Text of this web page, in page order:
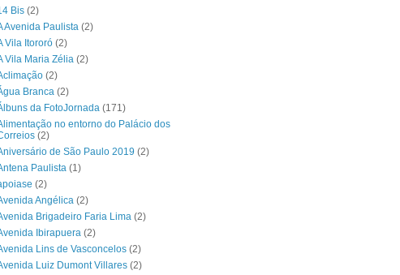
Bis (2)
Avenida Paulista (2)
Vila Itororó (2)
Vila Maria Zélia (2)
(2)
Branca (2)
da FotoJornada (171)
no entorno do Palácio dos
(2)
de São Paulo 2019 (2)
Paulista (1)
(2)
Angélica (2)
Brigadeiro Faria Lima (2)
Ibirapuera (2)
Lins de Vasconcelos (2)
Luiz Dumont Villares (2)